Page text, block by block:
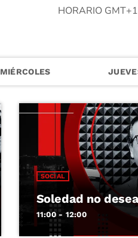
HORARIO
MIÉRCOLES
SOCIAL
Soledad no
11:00 - 12:00